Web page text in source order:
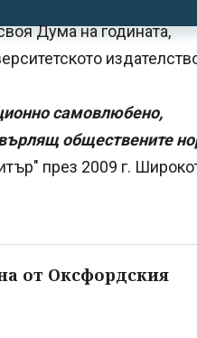
Дума на годината,
самовлюбено,
обществените
през 2009 г.
от Оксфордския